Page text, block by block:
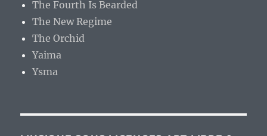
The Fourth Is Bearded
The New Regime
The Orchid
Yaima
Ysma